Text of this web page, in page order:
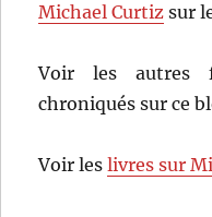
Michael Curtiz sur
Voir les autres
chroniqués sur ce
Voir leslivres sur